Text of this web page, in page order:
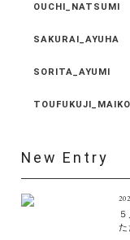
OUCHI_NATSUMI
SAKURAI_AYUHA
SORITA_AYUMI
TOUFUKUJI_MAIKO
New Entry
た